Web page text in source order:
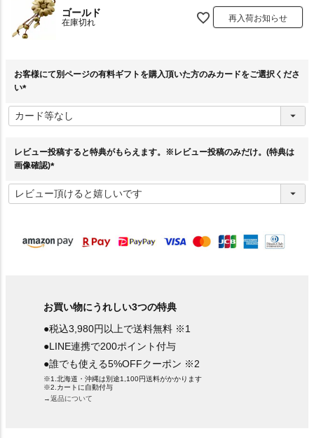
ゴールド
在庫切れ 再入荷お知らせ
お客様にて別ページの有料ギフトを購入頂いた方のみカードをご選択くださ
い
必
須
レビュー投稿すると特典がもらえます。※レビュー投稿のみだけ。(特典は
画像確認)
必
須
お買い物にうれしい3つの特典
●税込3,980円以上で送料無料 ※1
●LINE連携で200ポイント付与
●誰でも使える5%OFFクーポン ※2
※1.北海道・沖縄は別途1,100円送料がかかります
※2.カートに自動付与
→返品について